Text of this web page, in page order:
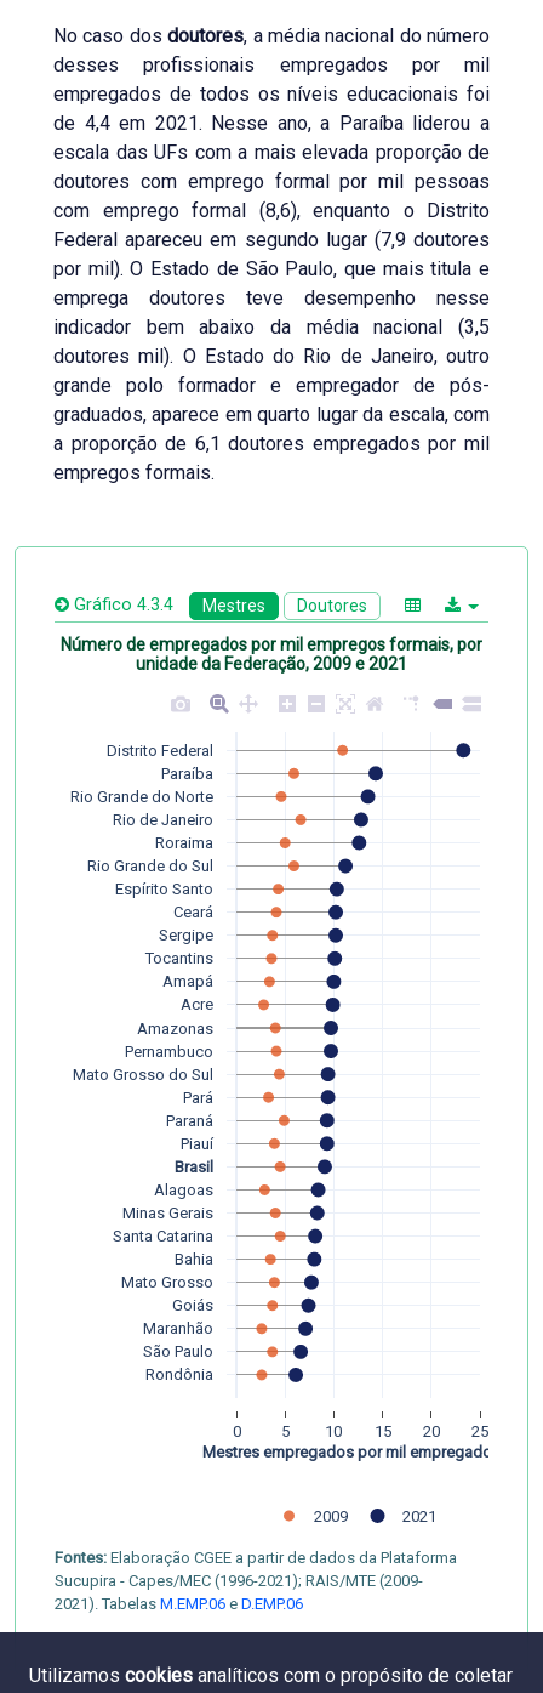
No caso dosdoutores, a média nacional do número
desses profissionais empregados por mil
empregados de todos os níveis educacionais foi
de 4,4 em 2021. Nesse ano, a Paraíba liderou a
escala das UFs com a mais elevada proporção de
doutores com emprego formal por mil pessoas
com emprego formal (8,6), enquanto o Distrito
Federal apareceu em segundo lugar (7,9 doutores
por mil). O Estado de São Paulo, que mais titula e
emprega doutores teve desempenho nesse
indicador bem abaixo da média nacional (3,5
doutores mil). O Estado do Rio de Janeiro, outro
grande polo formador e empregador de pós-
graduados, aparece em quarto lugar da escala, com
a proporção de 6,1 doutores empregados por mil
empregos formais.
Gráfico 4.3.4 Mestres Doutores
Número de empregados por mil empregos formais, por
unidade da Federação, 2009 e 2021
0 5 10 15 20 25
Rondônia
São Paulo
Maranhão
Goiás
Mato Grosso
Bahia
Santa Catarina
Minas Gerais
Alagoas
Brasil
Piauí
Paraná
Pará
Mato Grosso do Sul
Pernambuco
Amazonas
Acre
Amapá
Tocantins
Sergipe
Ceará
Espírito Santo
Rio Grande do Sul
Roraima
Rio de Janeiro
Rio Grande do Norte
Paraíba
Distrito Federal
2009 2021
Mestres empregados por mil empregados
Fontes: Elaboração CGEE a partir de dados da Plataforma
Sucupira - Capes/MEC (1996-2021); RAIS/MTE (2009-
2021). Tabelas M.EMP.06 e D.EMP.06
Utilizamos cookies analíticos com o propósito de coletar